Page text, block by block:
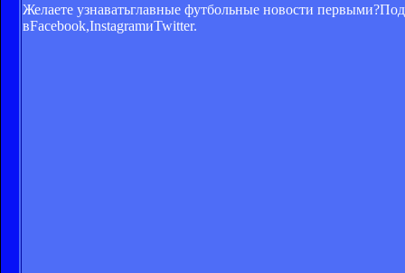
Желаете узнаватьглавные футбольные новости
вFacebook,InstagramиTwitter.